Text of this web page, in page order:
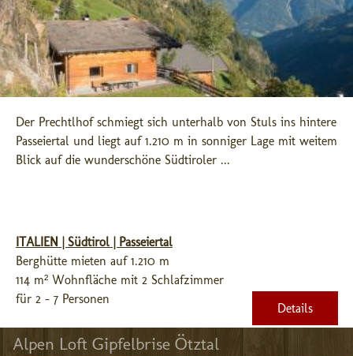
Der Prechtlhof schmiegt sich unterhalb von Stuls ins hintere
Passeiertal und liegt auf 1.210 m in sonniger Lage mit weitem
Blick auf die wunderschöne Südtiroler ...
ITALIEN | Südtirol | Passeiertal
Berghütte mieten auf 1.210 m
114 m² Wohnfläche mit 2 Schlafzimmer
für 2 - 7 Personen
Details
Alpen Loft Gipfelbrise Ötztal